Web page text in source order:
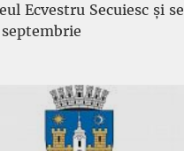
Ecvestru Secuiesc și se